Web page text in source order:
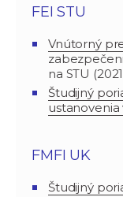
FEI STU
Vnútorný
na STU
Študijný
ustanovenia
FMFI UK
Študijný